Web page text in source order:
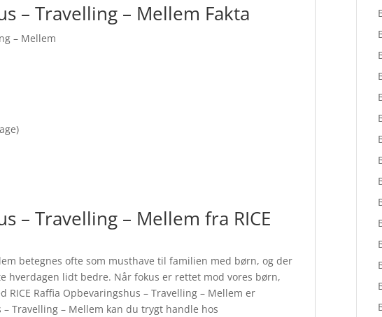
– Travelling – Mellem Fakta
– Mellem
– Travelling – Mellem fra RICE
betegnes ofte som musthave til familien med børn, og der
hverdagen lidt bedre. Når fokus er rettet mod vores børn,
Raffia Opbevaringshus – Travelling – Mellem er
Travelling – Mellem kan du trygt handle hos